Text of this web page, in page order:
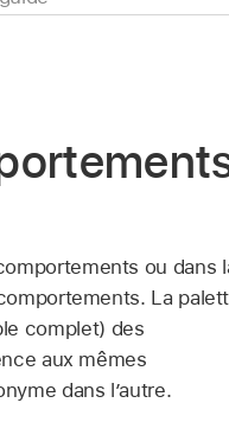
ou dans
La
complet) des
aux mêmes
dans l’autre.